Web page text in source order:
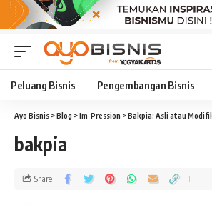
Peluang Bisnis Pengembangan Bisnis
Ayo Bisnis >Blog >Im-Pression >Bakpia: Asli atau
bakpia
Share